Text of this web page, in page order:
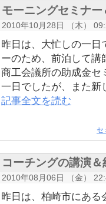
モーニングセミナ
2010年10月28日 （木）
昨日は、大忙しの一日
ーのため、前泊して講
商工会議所の助成金セ
一日でしたが、また新
記事全文を読む
セ
コーチングの講演＆
2010年08月06日 （金）
昨日は、柏崎市にある